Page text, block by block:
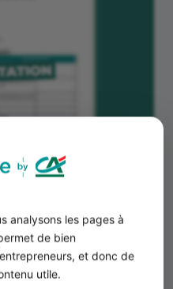
analysons les pages à
de bien
et donc de
utile.
projet de